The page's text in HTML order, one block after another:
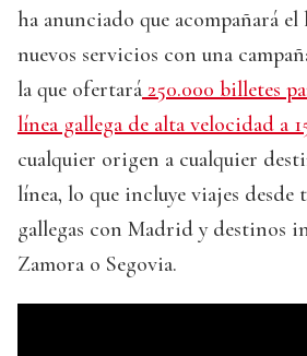
ha anunciado que acompañará
nuevos servicios con una
la que ofertará 250.000 billetes
línea gallega de alta velocidad a
cualquier origen a cualquier
línea, lo que incluye viajes desde
gallegas con Madrid y destinos
Zamora o Segovia.